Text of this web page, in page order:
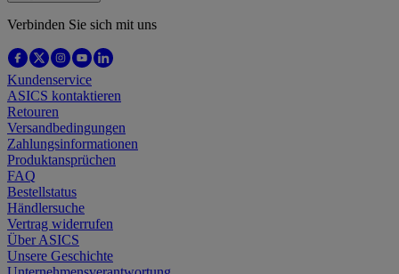
Verbinden Sie sich mit uns
Kundenservice
ASICS kontaktieren
Retouren
Versandbedingungen
Zahlungsinformationen
Produktansprüchen
FAQ
Bestellstatus
Händlersuche
Vertrag widerrufen
Über ASICS
Unsere Geschichte